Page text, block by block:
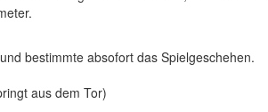
bestimmte absofort das Spielgeschehen.
aus dem Tor)